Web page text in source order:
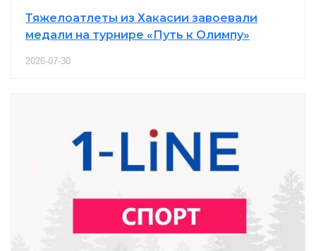
Тяжелоатлеты из Хакасии завоевали
медали на турнире «Путь к Олимпу»
2026-07-30